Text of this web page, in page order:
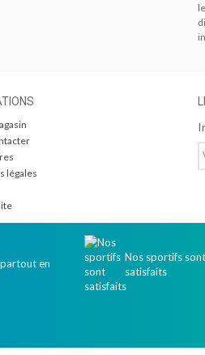
légales
en
Nos sportifs sont
satisfaits